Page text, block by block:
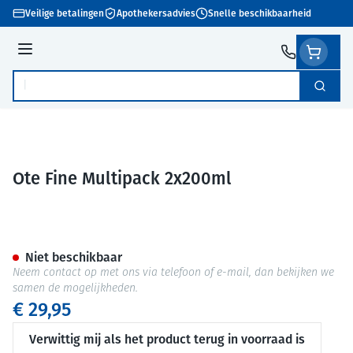
Ga naar de inhoud
Veilige betalingen Apothekersadvies Snelle beschikbaarheid
Menu
Product, merk, categorie... Zoek
Ote Fine Multipack 2x200ml
€ 29,95
Verwittig mij als het product terug in voorraad is
Niet beschikbaar
Neem contact op met ons via telefoon of e-mail, dan bekijken we
samen de mogelijkheden.